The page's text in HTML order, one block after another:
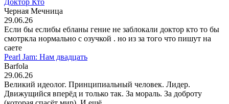
Черная Мечница
29.06.26
Если бы еслибы ебланы гение не заблокали доктор кто то бы
смотркла нормально с озучкой . но из за того что пишут на
саете
Pearl Jam: Нам двадцать
Barfola
29.06.26
Великий идеолог. Принципиальный человек. Лидер.
Движущийся вперёд и только так. За мораль. За доброту